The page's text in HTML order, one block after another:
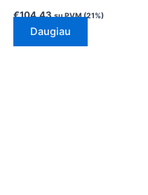
€104.43 su PVM (21%)
Daugiau